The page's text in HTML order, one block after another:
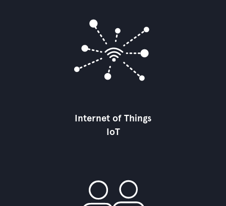
Internet of Things
IoT